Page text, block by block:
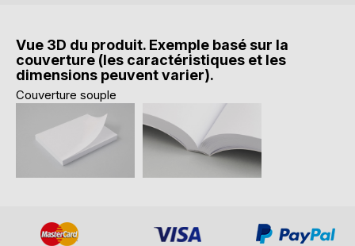
Vue 3D du produit. Exemple basé sur la
couverture (les caractéristiques et les
dimensions peuvent varier).
Couverture souple